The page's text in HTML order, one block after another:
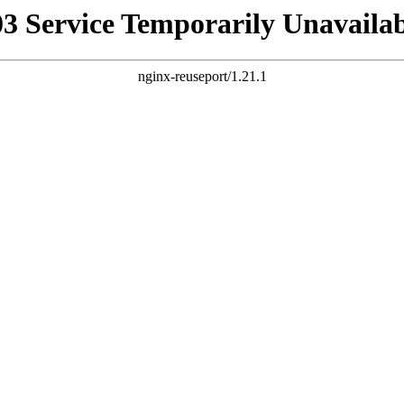
Service Temporarily
nginx-reuseport/1.21.1